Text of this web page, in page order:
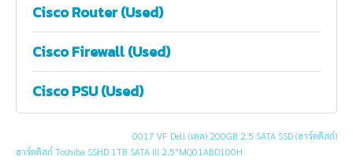
Cisco Router (Used)
Cisco Firewall (Used)
Cisco PSU (Used)
0017 VF Dell (เดล) 200GB 2.5 SATA SSD (ฮาร์ดดิสก์)
ฮาร์ดดิสก์ Toshiba SSHD 1TB SATA III 2.5"MQ01ABD100H